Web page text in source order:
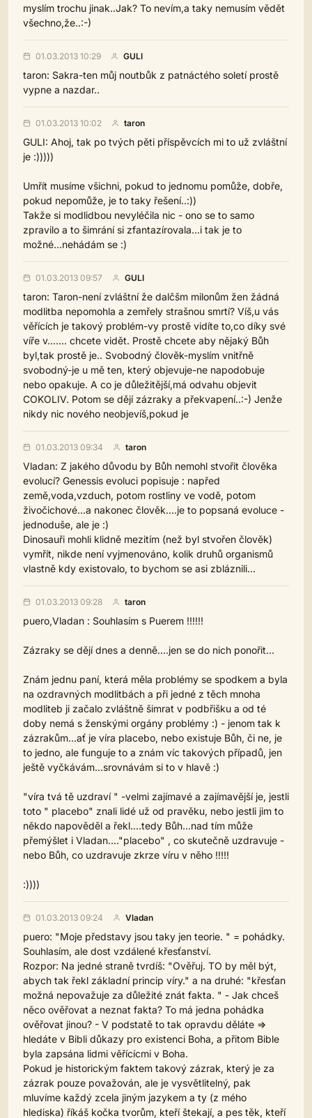
myslím trochu jinak..Jak? To nevím,a taky nemusím vědět
všechno,že..:-)
01.03.2013 10:29 GULI
taron: Sakra-ten můj noutbůk z patnáctého soletí prostě
vypne a nazdar..
01.03.2013 10:02 taron
GULI: Ahoj, tak po tvých pěti příspěvcích mi to už zvláštní
je :)))))
Umřít musíme všichni, pokud to jednomu pomůže, dobře,
pokud nepomůže, je to taky řešení..:))
Takže si modlidbou nevyléčila nic - ono se to samo
zpravilo a to šimrání si zfantazírovala...i tak je to
možné...nehádám se :)
01.03.2013 09:57 GULI
taron: Taron-není zvláštní že dalčšm milonům žen žádná
modlitba nepomohla a zemřely strašnou smrtí? Víš,u vás
věřících je takový problém-vy prostě vidíte to,co díky své
víře v....... chcete vidět. Prostě chcete aby nějaký Bůh
byl,tak prostě je.. Svobodný člověk-myslím vnitřně
svobodný-je u mě ten, který objevuje-ne napodobuje
nebo opakuje. A co je důležitější,má odvahu objevit
COKOLIV. Potom se dějí zázraky a překvapení..:-) Jenže
nikdy nic nového neobjevíš,pokud je
01.03.2013 09:34 taron
Vladan: Z jakého důvodu by Bůh nemohl stvořit člověka
evolucí? Genessis evoluci popisuje : napřed
země,voda,vzduch, potom rostliny ve vodě, potom
živočichové...a nakonec člověk....je to popsaná evoluce -
jednoduše, ale je :)
Dinosauři mohli klidně mezitím (než byl stvořen člověk)
vymřít, nikde není vyjmenováno, kolik druhů organismů
vlastně kdy existovalo, to bychom se asi zbláznili...
01.03.2013 09:28 taron
puero,Vladan : Souhlasím s Puerem !!!!!!
Zázraky se dějí dnes a denně....jen se do nich ponořit...
Znám jednu paní, která měla problémy se spodkem a byla
na ozdravných modlitbách a při jedné z těch mnoha
modliteb ji začalo zvláštně šimrat v podbřišku a od té
doby nemá s ženskými orgány problémy :) - jenom tak k
zázrakům...ať je víra placebo, nebo existuje Bůh, či ne, je
to jedno, ale funguje to a znám víc takových případů, jen
ještě vyčkávám...srovnávám si to v hlavě :)
"víra tvá tě uzdraví " -velmi zajímavé a zajímavější je, jestli
toto " placebo" znali lidé už od pravěku, nebo jestli jim to
někdo napověděl a řekl....tedy Bůh...nad tím může
přemýšlet i Vladan...."placebo" , co skutečně uzdravuje -
nebo Bůh, co uzdravuje zkrze víru v něho !!!!!
:))))
01.03.2013 09:24 Vladan
puero: "Moje představy jsou taky jen teorie. " = pohádky.
Souhlasím, ale dost vzdálené křesťanství.
Rozpor: Na jedné straně tvrdíš: "Ověřuj. TO by měl být,
abych tak řekl základní princip víry." a na druhé: "křesťan
možná nepovažuje za důležité znát fakta. " - Jak chceš
něco ověřovat a neznat fakta? To má jedna pohádka
ověřovat jinou? - V podstatě to tak opravdu děláte =>
hledáte v Bibli důkazy pro existenci Boha, a přitom Bible
byla zapsána lidmi věřícícmi v Boha.
Pokud je historickým faktem takový zázrak, který je za
zázrak pouze považován, ale je vysvětlitelný, pak
mluvíme každý zcela jiným jazykem a ty (z mého
hlediska) říkáš kočka tvorům, kteří štekají, a pes těk, kteří